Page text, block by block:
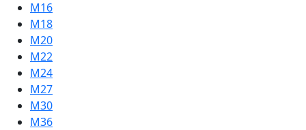
М16
М18
М20
М22
М24
М27
М30
М36